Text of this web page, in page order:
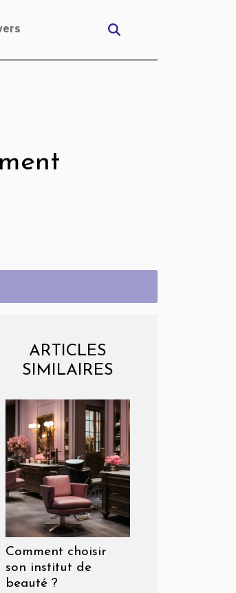
ARTICLES
SIMILAIRES
Comment choisir
son institut de
beauté ?